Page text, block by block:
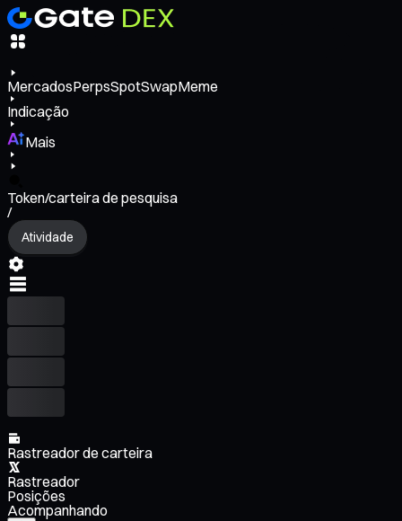
MercadosPerpsSpotSwapMeme
Indicação
Mais
Token/carteira de pesquisa
/
Atividade
Rastreador de carteira
Rastreador
Posições
Acompanhando